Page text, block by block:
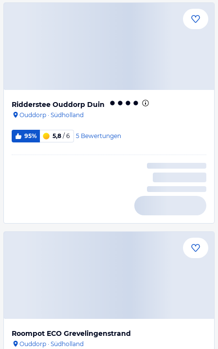
Ridderstee Ouddorp Duin
Ouddorp · Südholland
95% 5,8 / 6 5 Bewertungen
Roompot ECO Grevelingenstrand
Ouddorp · Südholland